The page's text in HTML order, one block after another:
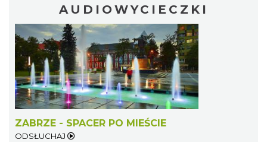
AUDIOWYCIECZKI
ZABRZE - SPACER PO MIEŚCIE
ODSŁUCHAJ